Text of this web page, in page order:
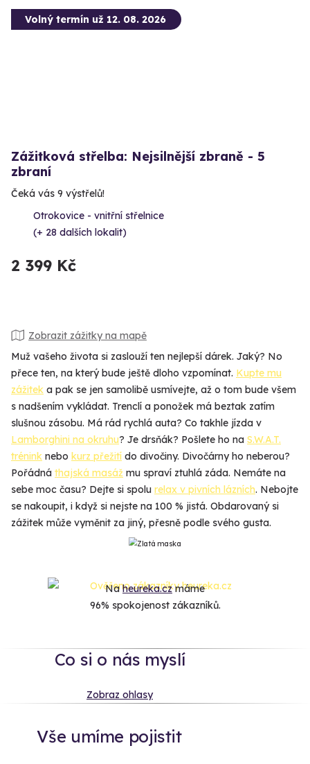
Volný termín už 12. 08. 2026
Zážitková střelba: Nejsilnější zbraně - 5
zbraní
Čeká vás 9 výstřelů!
Otrokovice - vnitřní střelnice
(+ 28 dalších lokalit)
2 399 Kč
Zobrazit zážitky na mapě
Muž vašeho života si zaslouží ten nejlepší dárek. Jaký? No
přece ten, na který bude ještě dloho vzpomínat. Kupte mu
zážitek a pak se jen samolibě usmívejte, až o tom bude všem
s nadšením vykládat. Trenclí a ponožek má beztak zatím
slušnou zásobu. Má rád rychlá auta? Co takhle jízda v
Lamborghini na okruhu? Je drsňák? Pošlete ho na S.W.A.T.
trénink nebo kurz přežití do divočiny. Divočárny ho neberou?
Pořádná thajská masáž mu spraví ztuhlá záda. Nemáte na
sebe moc času? Dejte si spolu relax v pivních lázních. Nebojte
se nakoupit, i když si nejste na 100 % jistá. Obdarovaný si
zážitek může vyměnit za jiný, přesně podle svého gusta.
Naheureka.czmáme
96% spokojenost zákazníků.
Co si o nás myslí
Zobraz ohlasy
Vše umíme pojistit